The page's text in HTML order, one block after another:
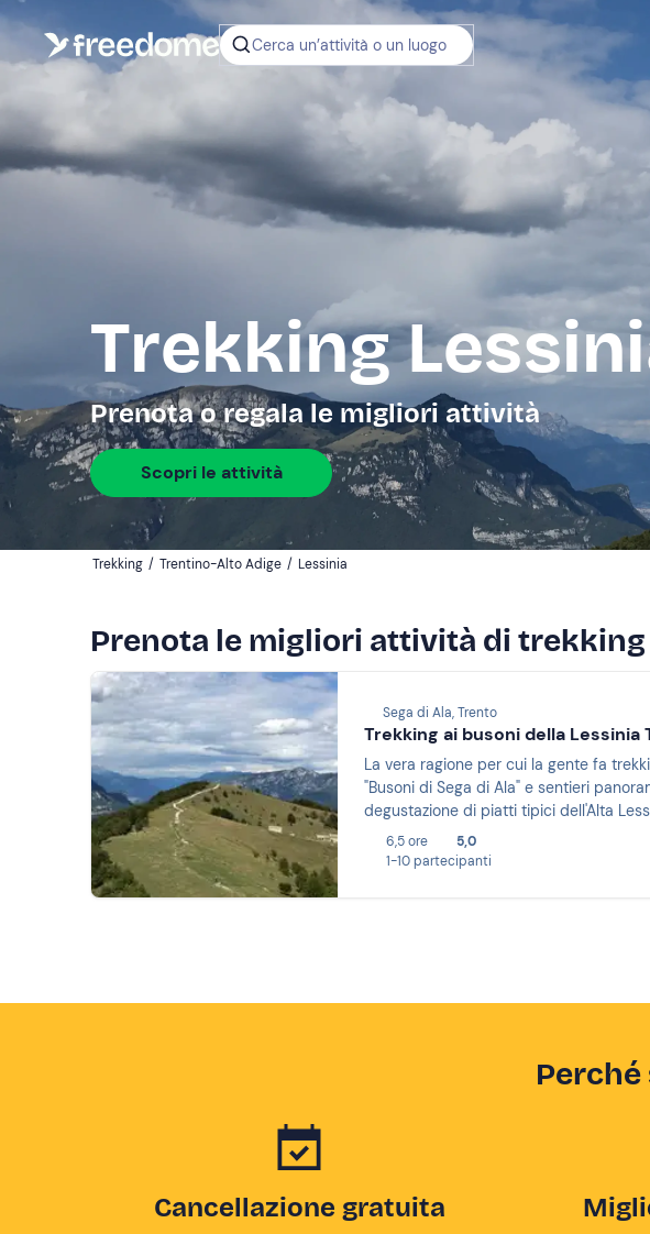
Cerca un’attività o un luogo
Non sai
regalare?
Gift Card
outdoor
Regala
Trekking
Prenota o regala le migliori attività
Scopri le attività
Trekking / Trentino-Alto Adige / Lessinia
Prenota le migliori attività di trekking
Sega di Ala, Trento
Trekking ai busoni della
La vera ragione per cui la gente fa
"Busoni di Sega di Ala" e sentieri
degustazione di piatti tipici dell'Alta
6,5 ore
5,0
1-10 partecipanti
Cancellazione gratuita